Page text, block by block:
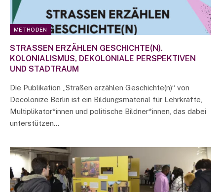
METHODEN
STRASSEN ERZÄHLEN GESCHICHTE(N).
KOLONIALISMUS, DEKOLONIALE PERSPEKTIVEN
UND STADTRAUM
Die Publikation „Straßen erzählen Geschichte(n)“ von
Decolonize Berlin ist ein Bildungsmaterial für Lehrkräfte,
Multiplikator*innen und politische Bildner*innen, das dabei
unterstützen…